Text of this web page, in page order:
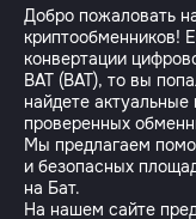
Добро пожаловать
криптообменников!
конвертации
BAT (BAT), то вы
найдете
проверенных
Мы предлагаем
и безопасных
на Бат.
На нашем сайте